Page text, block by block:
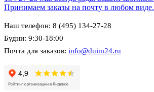
Принимаем заказы на почту в любом виде.
Наш телефон: 8 (495) 134-27-28
Будни: 9:30-18:00
Почта для заказов: info@duim24.ru